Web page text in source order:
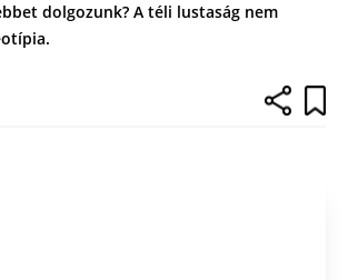
dolgozunk? A téli lustaság nem